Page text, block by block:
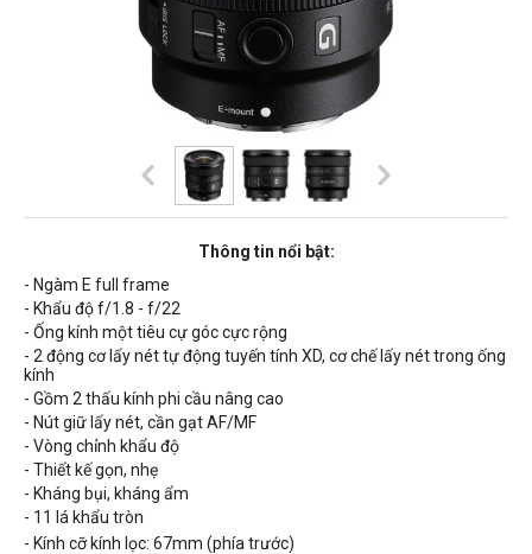
Thông tin nổi bật:
- Ngàm E full frame
- Khẩu độ f/1.8 - f/22
- Ống kính một tiêu cự góc cực rộng
- 2 động cơ lấy nét tự động tuyến tính XD, cơ chế lấy nét trong ống
kính
- Gồm 2 thấu kính phi cầu nâng cao
- Nút giữ lấy nét, cần gạt AF/MF
- Vòng chỉnh khẩu độ
- Thiết kế gọn, nhẹ
- Kháng bụi, kháng ẩm
- 11 lá khẩu tròn
- Kính cỡ kính lọc: 67mm (phía trước)